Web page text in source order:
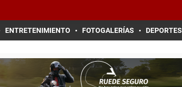
ENTRETENIMIENTO FOTOGALERÍAS DEPORTES